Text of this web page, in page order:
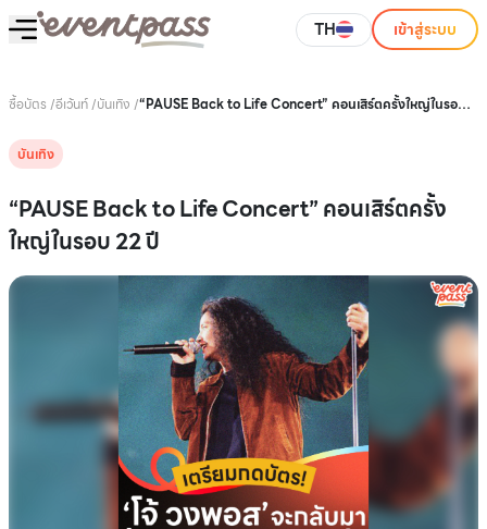
TH เข้าสู่ระบบ
ซื้อบัตร /อีเว้นท์/บันเทิง /“PAUSE Back to Life Concert” คอนเสิร์ตครั้งใหญ่ในรอบ
บันเทิง
“PAUSE Back to Life Concert” คอนเสิร์ตครั้ง
ใหญ่ในรอบ 22 ปี